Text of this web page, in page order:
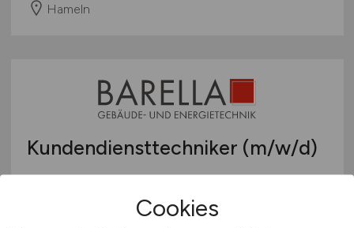
Hameln
Kundendiensttechniker (m/w/d)
Cookies